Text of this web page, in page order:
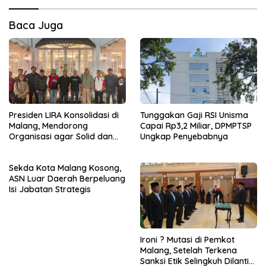
Baca Juga
Presiden LIRA Konsolidasi di
Malang, Mendorong
Organisasi agar Solid dan
Tunggakan Gaji RSI Unisma
Capai Rp3,2 Miliar, DPMPTSP
Ungkap Penyebabnya
Sekda Kota Malang Kosong,
ASN Luar Daerah Berpeluang
Isi Jabatan Strategis
Ironi ? Mutasi di Pemkot
Malang, Setelah Terkena
Sanksi Etik Selingkuh Dilantik,